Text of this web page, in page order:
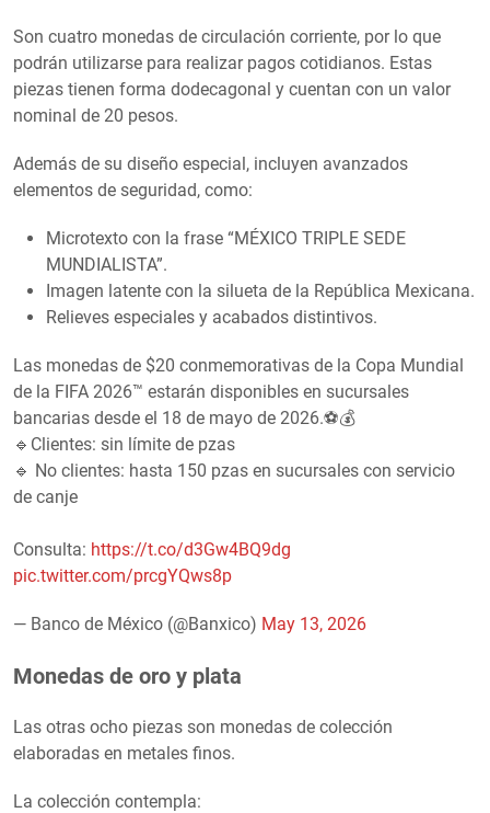
Son cuatro monedas de circulación corriente, por lo que
podrán utilizarse para realizar pagos cotidianos. Estas
piezas tienen forma dodecagonal y cuentan con un valor
nominal de 20 pesos.
Además de su diseño especial, incluyen avanzados
elementos de seguridad, como:
Microtexto con la frase “MÉXICO TRIPLE SEDE
MUNDIALISTA”.
Imagen latente con la silueta de la República Mexicana.
Relieves especiales y acabados distintivos.
Las monedas de $20 conmemorativas de la Copa Mundial
de la FIFA 2026™ estarán disponibles en sucursales
bancarias desde el 18 de mayo de 2026.⚽💰
🔹Clientes: sin límite de pzas
🔹 No clientes: hasta 150 pzas en sucursales con servicio
de canje
Consulta: https://t.co/d3Gw4BQ9dg
pic.twitter.com/prcgYQws8p
— Banco de México (@Banxico) May 13, 2026
Monedas de oro y plata
Las otras ocho piezas son monedas de colección
elaboradas en metales finos.
La colección contempla: